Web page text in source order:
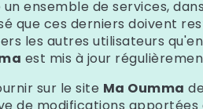
ensemble de services,
que ces derniers doivent
les autres utilisateurs
est mis à jour
sur le site Ma Oumma